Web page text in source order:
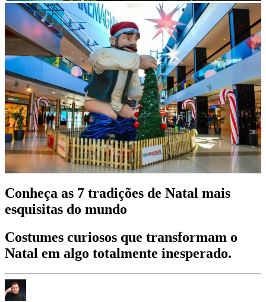
Conheça as 7 tradições de Natal mais
esquisitas do mundo
Costumes curiosos que transformam o
Natal em algo totalmente inesperado.